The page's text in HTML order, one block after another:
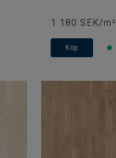
1 180 SEK/m²
Köp